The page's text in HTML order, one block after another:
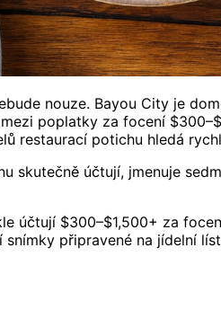
nouze. Bayou City je
poplatky za focení
restaurací potichu hledá
účtují, jmenuje
účtují $300–$1,500+ za
připravené na jídelní